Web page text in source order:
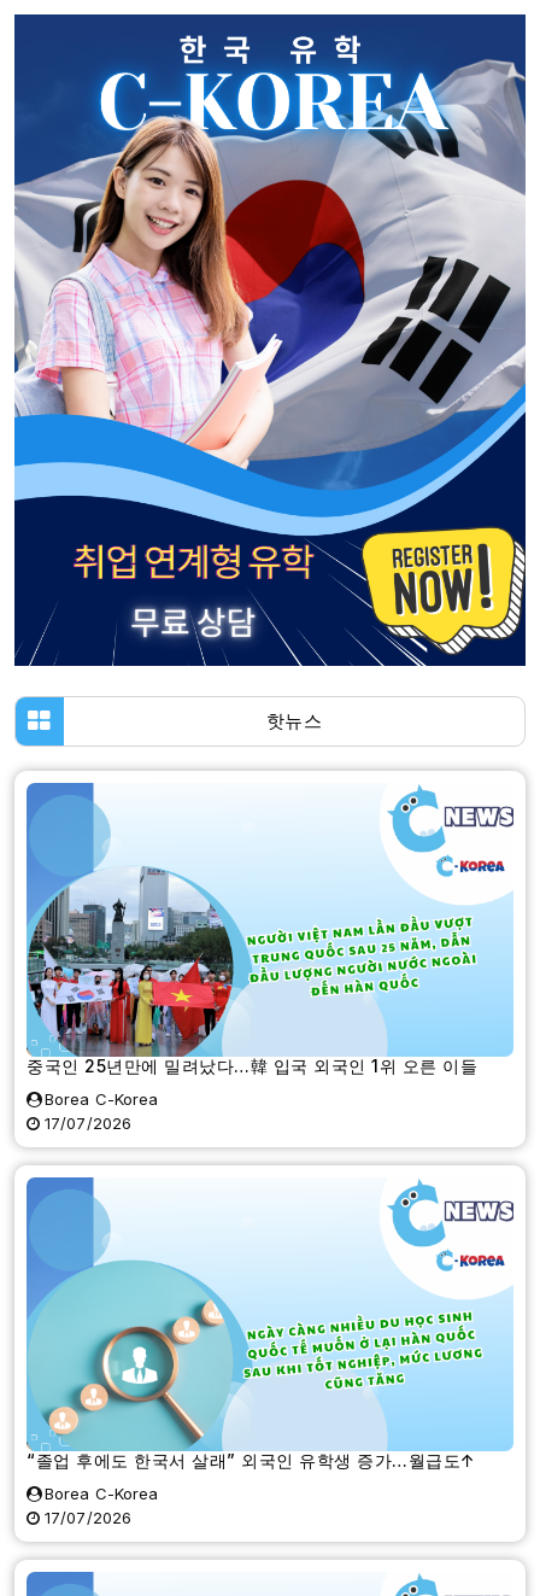
핫뉴스
중국인 25년만에 밀려났다…韓 입국 외국인 1위 오른 이들
Borea C-Korea
17/07/2026
“졸업 후에도 한국서 살래” 외국인 유학생 증가…월급도↑
Borea C-Korea
17/07/2026